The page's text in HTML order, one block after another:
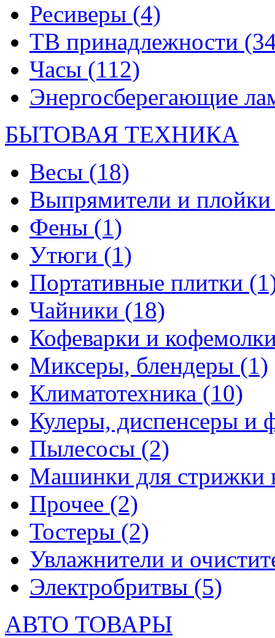
Ресиверы (4)
ТВ принадлежности
Часы (112)
Энергосберегающие
БЫТОВАЯ ТЕХНИКА
Весы (18)
Выпрямители и
Фены (1)
Утюги (1)
Портативные плитки
Чайники (18)
Кофеварки и
Миксеры, блендеры (1)
Климатотехника (10)
Кулеры, диспенсеры и
Пылесосы (2)
Машинки для стрижки
Прочее (2)
Тостеры (2)
Увлажнители и
Электробритвы (5)
АВТО ТОВАРЫ